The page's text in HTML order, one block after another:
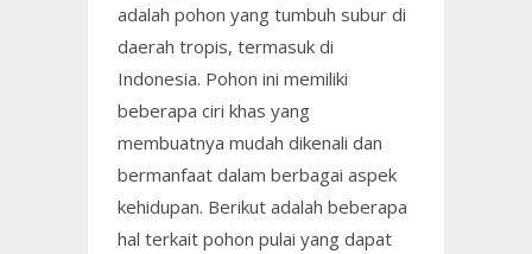
adalah pohon yang tumbuh subur di
daerah tropis, termasuk di
Indonesia. Pohon ini memiliki
beberapa ciri khas yang
membuatnya mudah dikenali dan
bermanfaat dalam berbagai aspek
kehidupan. Berikut adalah beberapa
hal terkait pohon pulai yang dapat